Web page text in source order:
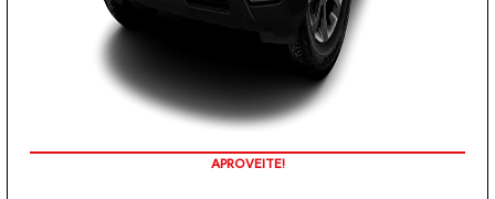
COM SEU USADO NA TROCA